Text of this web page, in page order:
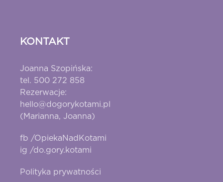
KONTAKT
Joanna Szopińska:
tel. 500 272 858
Rezerwacje:
hello@dogorykotami.pl
(Marianna, Joanna)
fb /OpiekaNadKotami
ig /do.gory.kotami
Polityka prywatności